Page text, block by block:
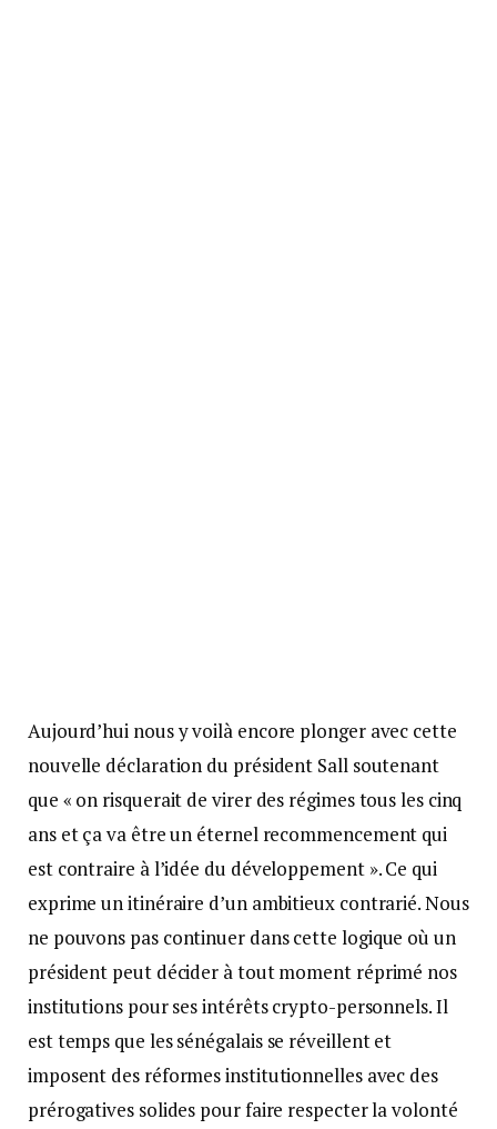
Aujourd’hui nous y voilà encore plonger avec cette
nouvelle déclaration du président Sall soutenant
que « on risquerait de virer des régimes tous les cinq
ans et ça va être un éternel recommencement qui
est contraire à l’idée du développement ». Ce qui
exprime un itinéraire d’un ambitieux contrarié. Nous
ne pouvons pas continuer dans cette logique où un
président peut décider à tout moment réprimé nos
institutions pour ses intérêts crypto-personnels. Il
est temps que les sénégalais se réveillent et
imposent des réformes institutionnelles avec des
prérogatives solides pour faire respecter la volonté